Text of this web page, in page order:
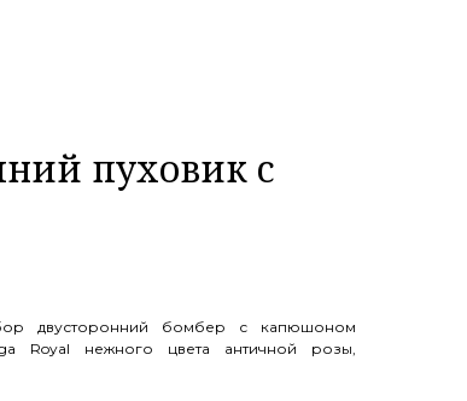
пуховик с
двусторонний бомбер с капюшоном
Royal нежного цвета античной розы,